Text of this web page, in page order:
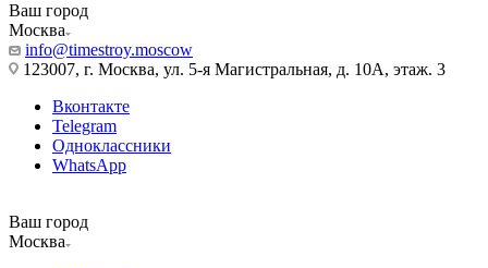
Ваш город
Москва
info@timestroy.moscow
123007, г. Москва, ул. 5-я Магистральная, д. 10А, этаж. 3
Вконтакте
Telegram
Одноклассники
WhatsApp
Ваш город
Москва